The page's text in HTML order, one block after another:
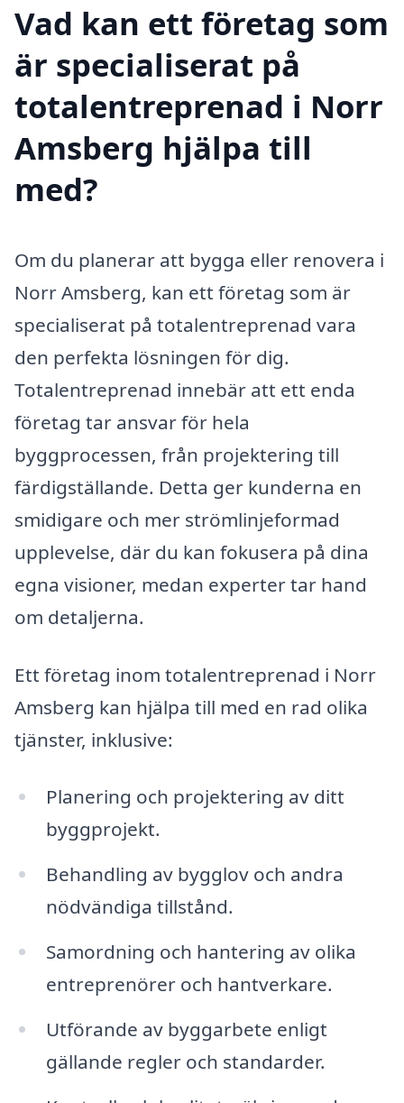
Vad kan ett företag som
är specialiserat på
totalentreprenad i Norr
Amsberg hjälpa till
med?
Om du planerar att bygga eller renovera i
Norr Amsberg, kan ett företag som är
specialiserat på totalentreprenad vara
den perfekta lösningen för dig.
Totalentreprenad innebär att ett enda
företag tar ansvar för hela
byggprocessen, från projektering till
färdigställande. Detta ger kunderna en
smidigare och mer strömlinjeformad
upplevelse, där du kan fokusera på dina
egna visioner, medan experter tar hand
om detaljerna.
Ett företag inom totalentreprenad i Norr
Amsberg kan hjälpa till med en rad olika
tjänster, inklusive:
Planering och projektering av ditt
byggprojekt.
Behandling av bygglov och andra
nödvändiga tillstånd.
Samordning och hantering av olika
entreprenörer och hantverkare.
Utförande av byggarbete enligt
gällande regler och standarder.